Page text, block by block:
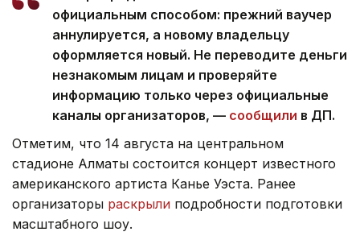
официальным способом: прежний ваучер
аннулируется, а новому владельцу
оформляется новый. Не переводите деньги
незнакомым лицам и проверяйте
информацию только через официальные
каналы организаторов, — сообщили в ДП.
Отметим, что 14 августа на центральном
стадионе Алматы состоится концерт известного
американского артиста Канье Уэста. Ранее
организаторы раскрыли подробности подготовки
масштабного шоу.